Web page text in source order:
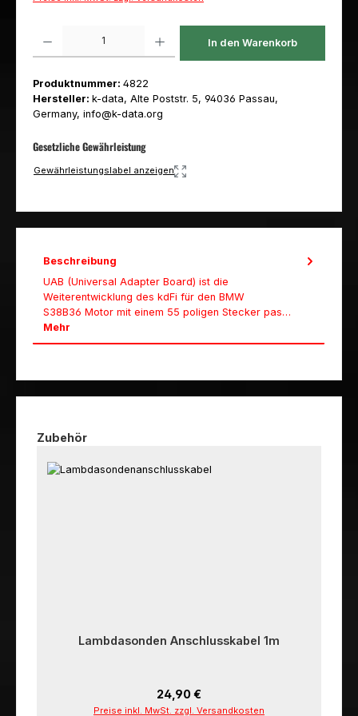
In den Warenkorb
Produktnummer: 4822
Hersteller: k-data, Alte Poststr. 5, 94036 Passau,
Germany, info@k-data.org
Gesetzliche Gewährleistung
Gewährleistungslabel anzeigen
Beschreibung
UAB (Universal Adapter Board) ist die
Weiterentwicklung des kdFi für den BMW
S38B36 Motor mit einem 55 poligen Stecker pas…
Mehr
Produktgalerie überspringen
Zubehör
Lambdasonden Anschlusskabel 1m
Regulärer Preis:
24,90 €
Preise inkl. MwSt. zzgl. Versandkosten